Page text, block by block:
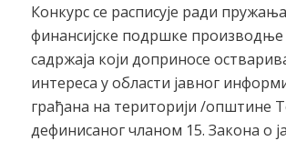
Конкурс се расписује ради пружања
финансијске подршке производње
садржаја који доприносе
интереса у области јавног
грађана на територији /општине
дефинисаног чланом 15. Закона о